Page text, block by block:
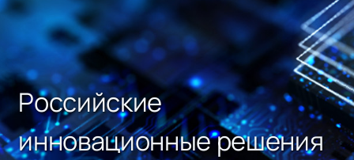
Российские
инновационные решения